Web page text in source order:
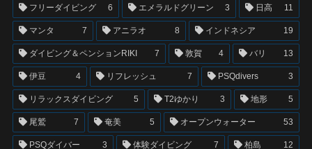
フリーダイビング 6 エメラルドグリーン 3 日高 11
マンタ 7 アニラオ 8 インドネシア 19
ダイビング＆ペンションRIKI 7 敦賀 4 バリ 13
伊豆 4 リフレッシュ 7 PSQdivers 3
リラックスダイビング 5 T2ゆかり 3 地形 5
尾鷲 7 奄美 5 オープンウォーター 53
PSQダイバー 3 体験ダイビング 7 柏島 12